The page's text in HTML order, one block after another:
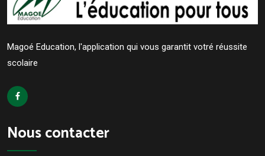
Magoé Education, l'application qui vous garantit votré réussite
scolaire
Nous contacter